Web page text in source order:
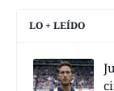
LO + LEÍDO